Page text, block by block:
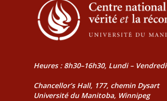
Heures : 8h30–16h30, Lundi – Vendredi
Chancellor’s Hall, 177, chemin Dysart
Université du Manitoba, Winnipeg